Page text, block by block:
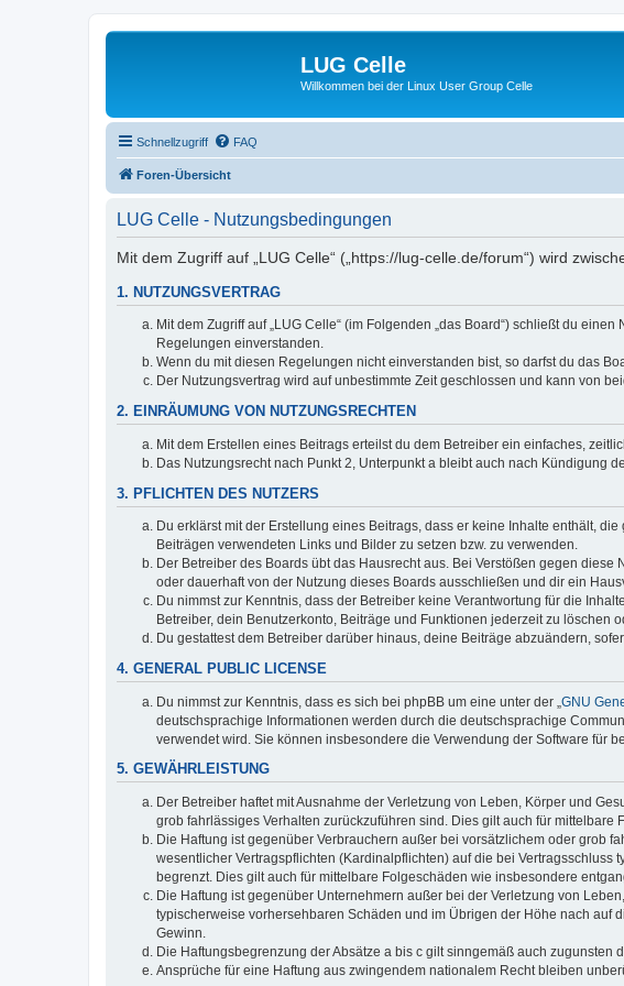
LUG Celle
Willkommen bei der Linux User Group Celle
Schnellzugriff FAQ
Foren-Übersicht
LUG Celle - Nutzungsbedingungen
Mit dem Zugriff auf „LUG Celle“ („https://lug-celle.de/forum“) wird
1. NUTZUNGSVERTRAG
Mit dem Zugriff auf „LUG Celle“ (im Folgenden „das Board“) schließt du
Regelungen einverstanden.
Wenn du mit diesen Regelungen nicht einverstanden bist, so darfst du das
Der Nutzungsvertrag wird auf unbestimmte Zeit geschlossen und kann von
2. EINRÄUMUNG VON NUTZUNGSRECHTEN
Mit dem Erstellen eines Beitrags erteilst du dem Betreiber ein einfaches,
Das Nutzungsrecht nach Punkt 2, Unterpunkt a bleibt auch nach Kündigung
3. PFLICHTEN DES NUTZERS
Du erklärst mit der Erstellung eines Beitrags, dass er keine Inhalte enthält,
Beiträgen verwendeten Links und Bilder zu setzen bzw. zu verwenden.
Der Betreiber des Boards übt das Hausrecht aus. Bei Verstößen gegen
oder dauerhaft von der Nutzung dieses Boards ausschließen und dir ein
Du nimmst zur Kenntnis, dass der Betreiber keine Verantwortung für die
Betreiber, dein Benutzerkonto, Beiträge und Funktionen jederzeit zu löschen
Du gestattest dem Betreiber darüber hinaus, deine Beiträge abzuändern,
4. GENERAL PUBLIC LICENSE
Du nimmst zur Kenntnis, dass es sich bei phpBB um eine unter der „ GNU
deutschsprachige Informationen werden durch die deutschsprachige
verwendet wird. Sie können insbesondere die Verwendung der Software für
5. GEWÄHRLEISTUNG
Der Betreiber haftet mit Ausnahme der Verletzung von Leben, Körper und
grob fahrlässiges Verhalten zurückzuführen sind. Dies gilt auch für
Die Haftung ist gegenüber Verbrauchern außer bei vorsätzlichem oder grob
wesentlicher Vertragspflichten (Kardinalpflichten) auf die bei
begrenzt. Dies gilt auch für mittelbare Folgeschäden wie insbesondere
Die Haftung ist gegenüber Unternehmern außer bei der Verletzung von
typischerweise vorhersehbaren Schäden und im Übrigen der Höhe nach auf
Gewinn.
Die Haftungsbegrenzung der Absätze a bis c gilt sinngemäß auch
Ansprüche für eine Haftung aus zwingendem nationalem Recht bleiben